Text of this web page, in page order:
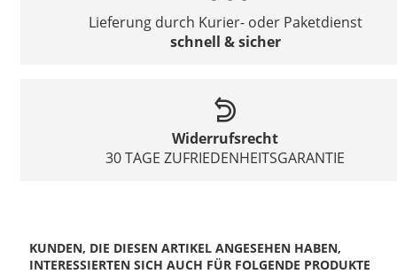
Lieferung durch Kurier- oder Paketdienst
schnell & sicher
Widerrufsrecht
30 TAGE ZUFRIEDENHEITSGARANTIE
KUNDEN, DIE DIESEN ARTIKEL ANGESEHEN HABEN,
INTERESSIERTEN SICH AUCH FÜR FOLGENDE PRODUKTE